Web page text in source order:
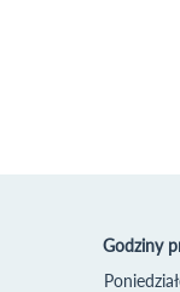
Godziny